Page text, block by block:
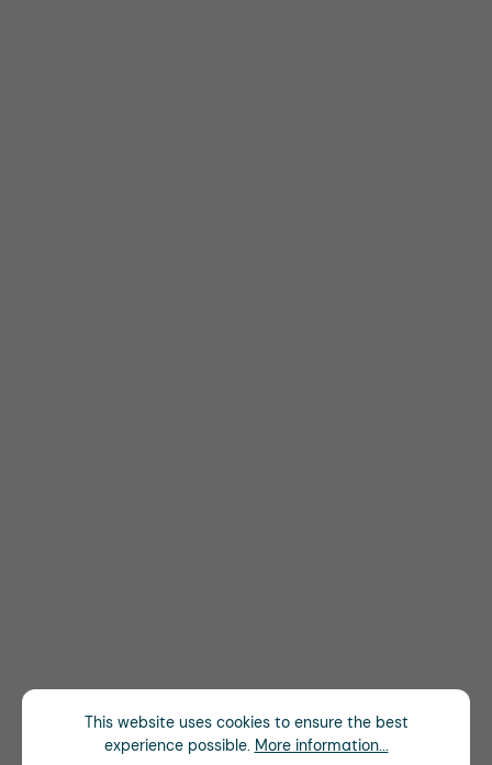
This website uses cookies to ensure the best
experience possible. More information...